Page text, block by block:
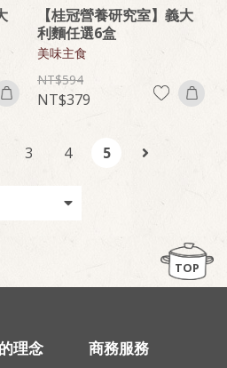
【桂冠營養研究室】義大
利麵任選6盒
美味主食
594
379
3 4 5
TOP
理念 商務服務